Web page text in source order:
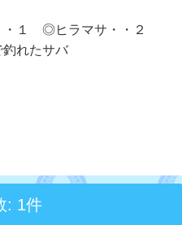
１ ◎ヒラマサ・・２
れたサバ
: 1件